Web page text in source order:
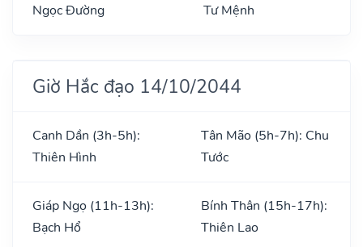
Ngọc Đường
Tư Mệnh
Giờ Hắc đạo 14/10/2044
Canh Dần (3h-5h):
Thiên Hình
Tân Mão (5h-7h): Chu
Tước
Giáp Ngọ (11h-13h):
Bạch Hổ
Bính Thân (15h-17h):
Thiên Lao